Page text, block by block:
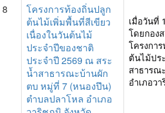
8
โครงการท้องถิ่นปลูก
ต้นไม้เพิ่มพื้นที่สีเขียว
เนื่องในวันต้นไม้
ประจำปีของชาติ
ประจำปี 2569 ณ สระ
น้ำสาธารณะบ้านผัก
ตบ หมู่ที่ 7 (หนองปึน)
ตำบลปลาโหล อำเภอ
เมื่อวันที่
โดยกอง
โครงกา
ต้นไม้ปร
สาธารณ
อำเภอว